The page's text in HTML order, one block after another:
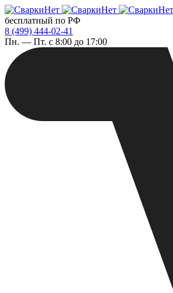
бесплатный по РФ
8 (499) 444-02-41
Пн. — Пт. с 8:00 до 17:00